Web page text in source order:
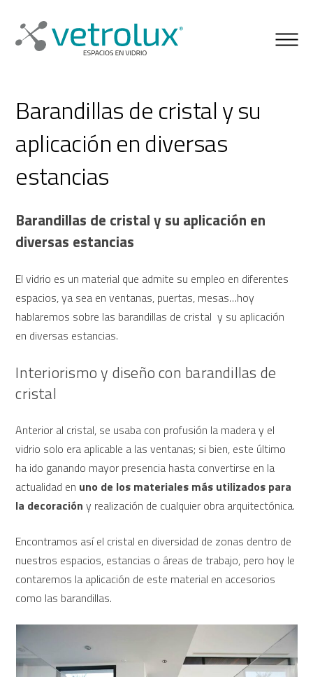
Barandillas de cristal y su
aplicación en diversas
estancias
Barandillas de cristal y su aplicación en
diversas estancias
El vidrio es un material que admite su empleo en diferentes
espacios, ya sea en ventanas, puertas, mesas…hoy
hablaremos sobre las barandillas de cristal y su aplicación
en diversas estancias.
Interiorismo y diseño con barandillas de
cristal
Anterior al cristal, se usaba con profusión la madera y el
vidrio solo era aplicable a las ventanas; si bien, este último
ha ido ganando mayor presencia hasta convertirse en la
actualidad en uno de los materiales más utilizados para
la decoración y realización de cualquier obra arquitectónica.
Encontramos así el cristal en diversidad de zonas dentro de
nuestros espacios, estancias o áreas de trabajo, pero hoy le
contaremos la aplicación de este material en accesorios
como las barandillas.